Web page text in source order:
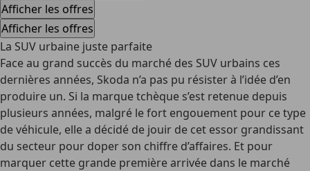
Afficher les offres
Afficher les offres
La SUV urbaine juste parfaite
Face au grand succès du marché des SUV urbains ces
dernières années, Skoda n’a pas pu résister à l’idée d’en
produire un. Si la marque tchèque s’est retenue depuis
plusieurs années, malgré le fort engouement pour ce type
de véhicule, elle a décidé de jouir de cet essor grandissant
du secteur pour doper son chiffre d’affaires. Et pour
marquer cette grande première arrivée dans le marché